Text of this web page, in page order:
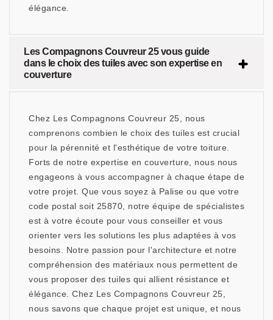
élégance.
Les Compagnons Couvreur 25 vous guide
dans le choix des tuiles avec son expertise en
couverture
Chez Les Compagnons Couvreur 25, nous
comprenons combien le choix des tuiles est crucial
pour la pérennité et l'esthétique de votre toiture.
Forts de notre expertise en couverture, nous nous
engageons à vous accompagner à chaque étape de
votre projet. Que vous soyez à Palise ou que votre
code postal soit 25870, notre équipe de spécialistes
est à votre écoute pour vous conseiller et vous
orienter vers les solutions les plus adaptées à vos
besoins. Notre passion pour l'architecture et notre
compréhension des matériaux nous permettent de
vous proposer des tuiles qui allient résistance et
élégance. Chez Les Compagnons Couvreur 25,
nous savons que chaque projet est unique, et nous